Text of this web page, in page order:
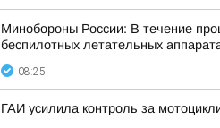
Минобороны России: В течение
беспилотных летательных
08:25
ГАИ усилила контроль за